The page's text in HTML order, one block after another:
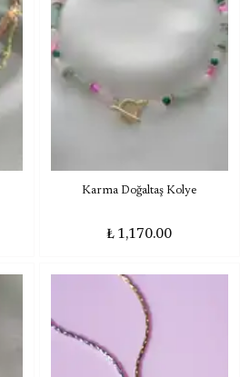
Karma Doğaltaş Kolye
₺ 1,170.00